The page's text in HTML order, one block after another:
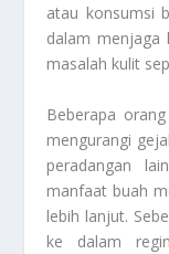
atau konsumsi
dalam menjaga
masalah kulit
Beberapa
mengurangi
peradangan
manfaat buah
lebih lanjut.
ke dalam